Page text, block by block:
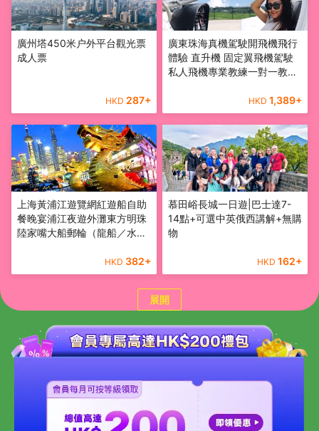
廣州塔450米户外平台觀光票
成人票
HKD 287+
廣東珠海真機駕駛開飛機飛行
體驗 直升機 固定翼飛機駕駛
私人飛機專業教練一對一教學
HKD 1,389+
上海黃浦江遊覽網紅遊船自助
餐晚宴浦江夜遊外灘東方明珠
陸家嘴大船郵輪（龍船／水晶
HKD 382+
慕田峪長城一日遊|巴士達7-
14點+可選中英俄西講解+無購
物
HKD 162+
展開